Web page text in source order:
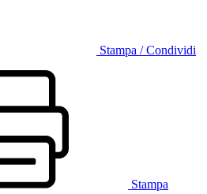
Stampa / Condividi
Stampa